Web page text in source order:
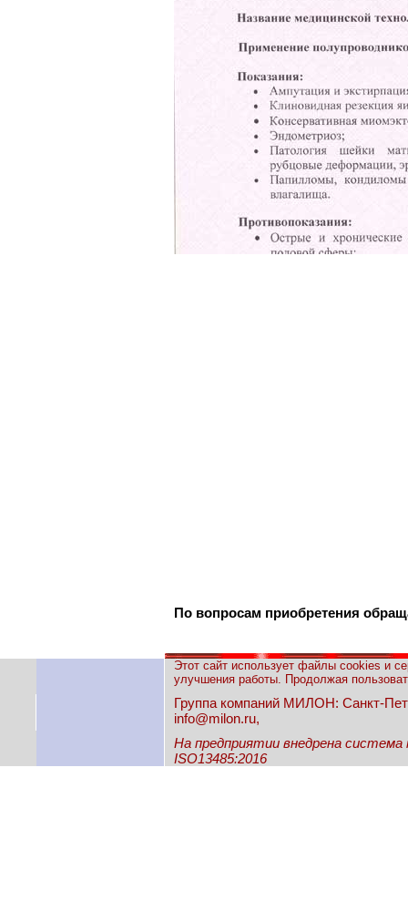
По вопросам приобретения
Этот сайт использует файлы cookies и
улучшения работы. Продолжая
Группа компаний МИЛОН: Санкт-
info@milon.ru,
На предприятии внедрена
ISO13485:2016